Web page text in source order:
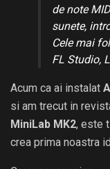
de note
sunete,
Cele mai
FL Studio,
Acum ca ai instalat
si am trecut in
MiniLab MK2, este
crea prima noastra